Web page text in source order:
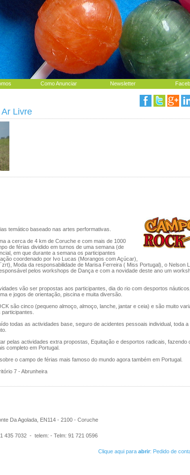
Como Anunciar Newsletter
Ar Livre
temático baseado nas artes performativas.
a cerca de 4 km de Coruche e com mais de 1000
de férias dividido em turnos de uma semana (de
em que durante a semana os participantes
coordenado por Ivo Lucas (Morangos com Açúcar),
Moda da responsabilidade de Marisa Ferreira ( Miss Portugal), o Nelson
pelos workshops de Dança e com a novidade deste ano um
vão ser propostas aos participantes, dia do rio com desportos
e jogos de orientação, piscina e muita diversão.
são cinco (pequeno almoço, almoço, lanche, jantar e ceia) e são muito
todas as actividades base, seguro de acidentes pessoais individual, toda a
pelas actividades extra propostas, Equitação e desportos radicais, fazendo
completo em Portugal.
o campo de férias mais famoso do mundo agora também em Portugal.
7 - Abrunheira
Da Agolada, EN114 - 2100 - Coruche
7032 - telem: - Telm: 91 721 0596
Clique aqui para abrir: Pedido de